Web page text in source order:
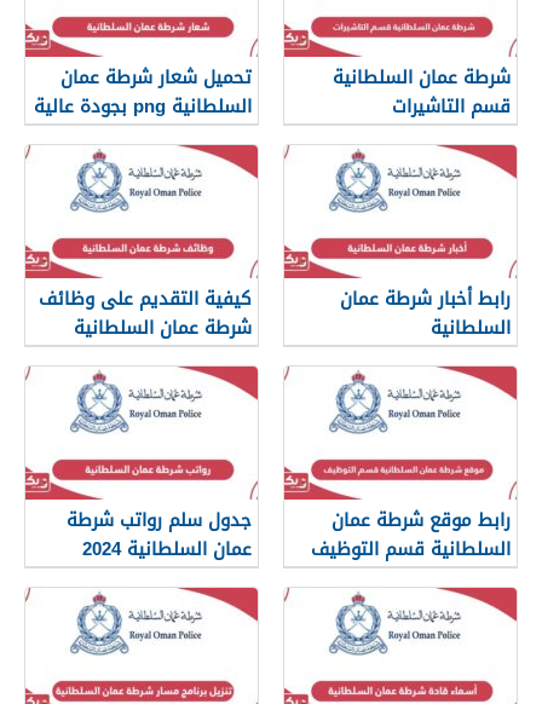
شرطة عمان السلطانية
قسم التاشيرات
تحميل شعار شرطة عمان
السلطانية png بجودة عالية
2024
رابط أخبار شرطة عمان
السلطانية
www.rop.gov.om
كيفية التقديم على وظائف
شرطة عمان السلطانية
2024
رابط موقع شرطة عمان
السلطانية قسم التوظيف
جدول سلم رواتب شرطة
عمان السلطانية 2024